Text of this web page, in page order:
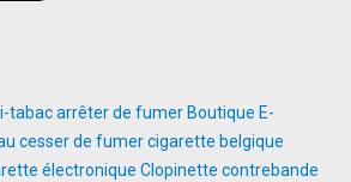
tabacarrêter de fumer Boutique E-
cesser de fumercigarette belgique
électronique Clopinette contrebande